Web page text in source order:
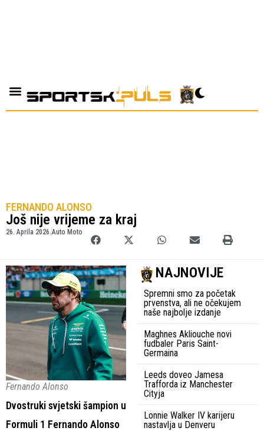
FERNANDO ALONSO
Još nije vrijeme za kraj
26. Aprila 2026.Auto Moto
Fernando Alonso
Dvostruki svjetski šampion u
Formuli 1 Fernando Alonso
NAJNOVIJE
Spremni smo za početak
prvenstva, ali ne očekujem
naše najbolje izdanje
Maghnes Akliouche novi
fudbaler Paris Saint-
Germaina
Leeds doveo Jamesa
Trafforda iz Manchester
Cityja
Lonnie Walker IV karijeru
nastavlja u Denveru